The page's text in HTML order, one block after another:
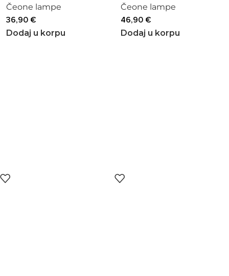
Čeone lampe
36,90 €
Dodaj u korpu
Čeone lampe
46,90 €
Dodaj u korpu